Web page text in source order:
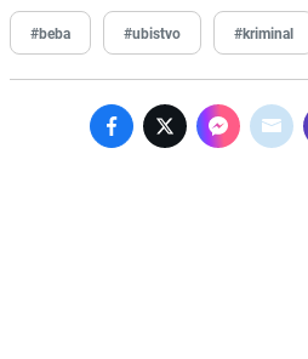
#beba #ubistvo #kriminal